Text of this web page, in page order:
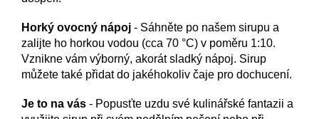
Horký ovocný nápoj - Sáhněte po našem sirupu a
zalijte ho horkou vodou (cca 70 °C) v poměru 1:10.
Vznikne vám výborný, akorát sladký nápoj. Sirup
můžete také přidat do jakéhokoliv čaje pro dochucení.
Je to na vás - Popusťte uzdu své kulinářské fantazii a